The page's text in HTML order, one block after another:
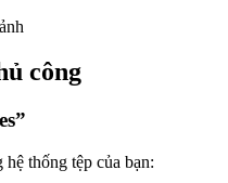
công
thống tệp của bạn: